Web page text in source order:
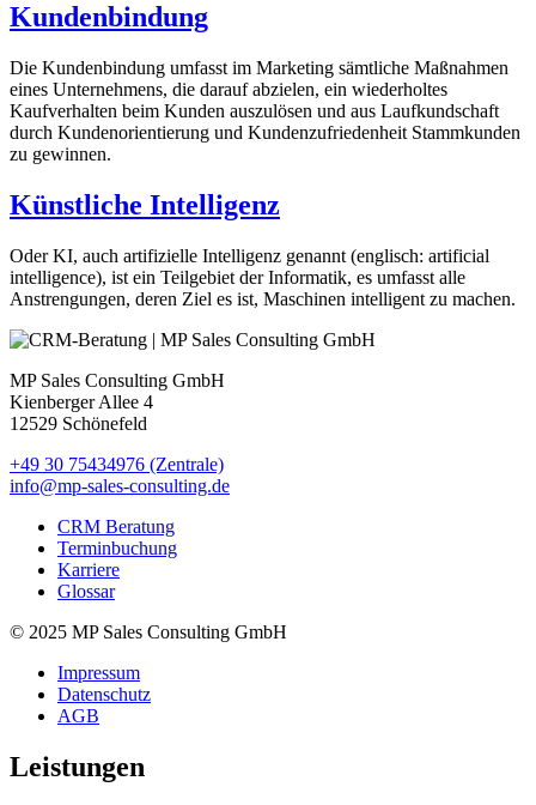
Kundenbindung
Die Kundenbindung umfasst im Marketing sämtliche Maßnahmen
eines Unternehmens, die darauf abzielen, ein wiederholtes
Kaufverhalten beim Kunden auszulösen und aus Laufkundschaft
durch Kundenorientierung und Kundenzufriedenheit Stammkunden
zu gewinnen.
Künstliche Intelligenz
Oder KI, auch artifizielle Intelligenz genannt (englisch: artificial
intelligence), ist ein Teilgebiet der Informatik, es umfasst alle
Anstrengungen, deren Ziel es ist, Maschinen intelligent zu machen.
MP Sales Consulting GmbH
Kienberger Allee 4
12529 Schönefeld
+49 30 75434976 (Zentrale)
info@mp-sales-consulting.de
CRM Beratung
Terminbuchung
Karriere
Glossar
© 2025 MP Sales Consulting GmbH
Impressum
Datenschutz
AGB
Leistungen